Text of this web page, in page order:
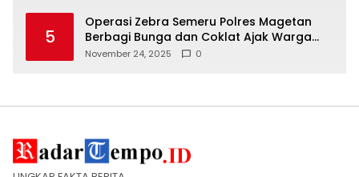
5
Operasi Zebra Semeru Polres Magetan
Berbagi Bunga dan Coklat Ajak Warga
Tertib Lalin
November 24, 2025 0